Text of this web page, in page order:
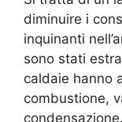
diminuire i
inquinanti
sono stati
caldaie hanno
combustione,
condensazione.